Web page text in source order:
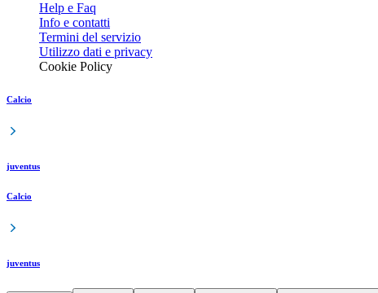
Help e Faq
Info e contatti
Termini del servizio
Utilizzo dati e privacy
Cookie Policy
Calcio
juventus
Calcio
juventus